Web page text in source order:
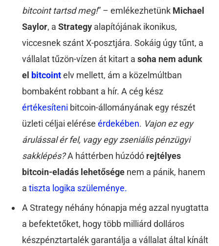
bitcoint tartsd meg!” – emlékezhetünk Michael
Saylor, a Strategy alapítójának ikonikus,
viccesnek szánt X-posztjára. Sokáig úgy tűnt, a
vállalat tűzön-vízen át kitart a soha nem adunk
el bitcointelv mellett, ám a közelmúltban
bombaként robbant a hír. A cég kész
értékesíteni bitcoin-állományának egy részét
üzleti céljai elérése érdekében. Vajon ez egy
árulással ér fel, vagy egy zseniális pénzügyi
sakklépés?A háttérben húzódó rejtélyes
bitcoin-eladás lehetősége nem a pánik, hanem
a tiszta logika szüleménye.
A Strategy néhány hónapja még azzal nyugtatta
a befektetőket, hogy több milliárd dolláros
készpénztartalék garantálja a vállalat által kínált